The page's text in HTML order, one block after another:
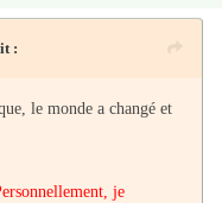
:
le monde a changé et
je